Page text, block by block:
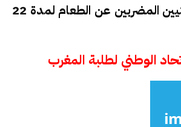
الاسرى الفلسطينيين المضربين عن الطعام لمدة 22
الوطني لطلبة المغرب